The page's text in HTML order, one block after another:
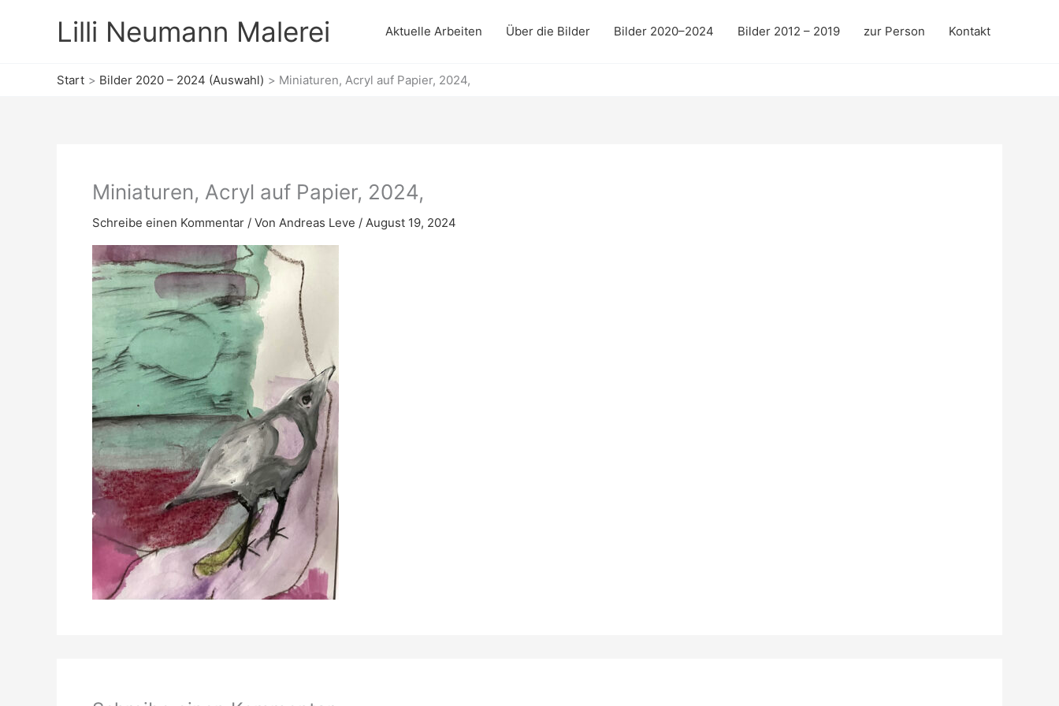
Lilli Neumann Malerei Aktuelle Arbeiten Über die Bilder Bilder 2020–2024 Bilder 2012 – 2019 zur Person Kontakt
Start Bilder 2020 – 2024 (Auswahl) Miniaturen, Acryl auf Papier, 2024,
Miniaturen, Acryl auf Papier, 2024,
Schreibe einen Kommentar / Von Andreas Leve / August 19, 2024